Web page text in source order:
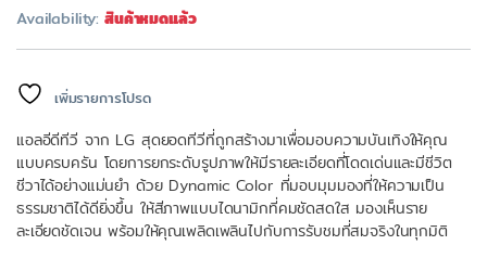
Availability:สินค้าหมดแล้ว
เพิ่มรายการโปรด
แอลอีดีทีวี จาก LG สุดยอดทีวีที่ถูกสร้างมาเพื่อมอบความบันเทิงให้คุณ
แบบครบครัน โดยการยกระดับรูปภาพให้มีรายละเอียดที่โดดเด่นและมีชีวิต
ชีวาได้อย่างแม่นยำ ด้วย Dynamic Color ที่มอบมุมมองที่ให้ความเป็น
ธรรมชาติได้ดียิ่งขึ้น ให้สีภาพแบบไดนามิกที่คมชัดสดใส มองเห็นราย
ละเอียดชัดเจน พร้อมให้คุณเพลิดเพลินไปกับการรับชมที่สมจริงในทุกมิติ